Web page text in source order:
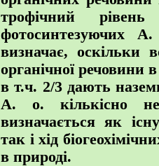
трофічний
фотосинтезуючих
визначає, оскільки
органічної речовини
в т.ч. 2/3 дають
А. о. кількісно
визначається як
так і хід
в природі.